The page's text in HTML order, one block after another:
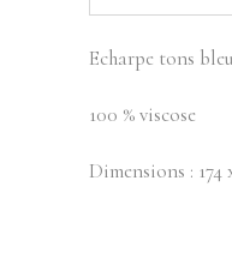
Echarpe tons
100 % viscose
Dimensions : 174